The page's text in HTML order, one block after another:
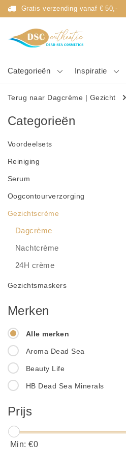
Gratis verzending vanaf € 50,-
Categorieën Inspiratie
Terug naar Dagcrème | Gezicht
Categorieën
Voordeelsets
Reiniging
Serum
Oogcontourverzorging
Gezichtscrème
Dagcrème
Nachtcrème
24H crème
Gezichtsmaskers
Merken
Alle merken
Aroma Dead Sea
Beauty Life
HB Dead Sea Minerals
Prijs
Min: €0